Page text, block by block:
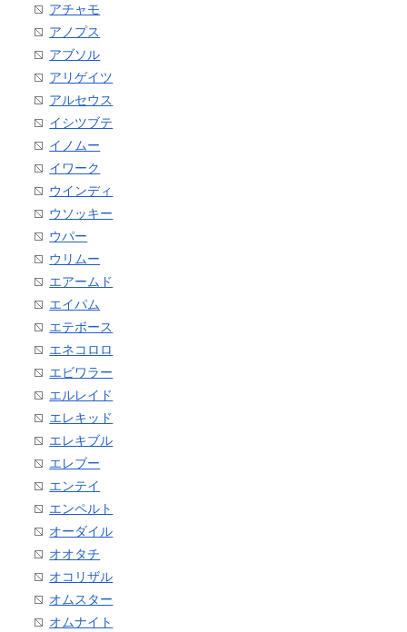
アチャモ
アノプス
アブソル
アリゲイツ
アルセウス
イシツブテ
イノムー
イワーク
ウインディ
ウソッキー
ウパー
ウリムー
エアームド
エイパム
エテボース
エネコロロ
エビワラー
エルレイド
エレキッド
エレキブル
エレブー
エンテイ
エンペルト
オーダイル
オオタチ
オコリザル
オムスター
オムナイト